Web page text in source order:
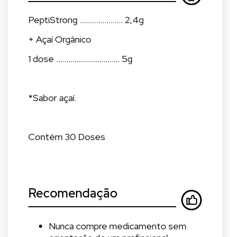
PeptiStrong ..................... 2,4g
+ Açaí Orgânico
1 dose ............................... 5g
*Sabor açaí.
Contém 30 Doses
Recomendação
Nunca compre medicamento sem